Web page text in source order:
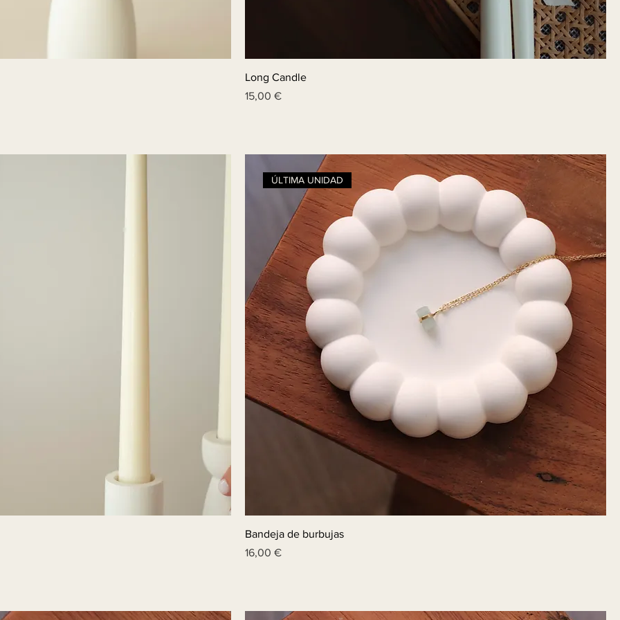
Long Candle
Price
15,00 €
ÚLTIMA UNIDAD
Bandeja de burbujas
Price
16,00 €